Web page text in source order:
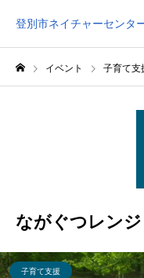
登別市ネイチャーセン
イベント 子育て支
ながぐつレン
子育て支援